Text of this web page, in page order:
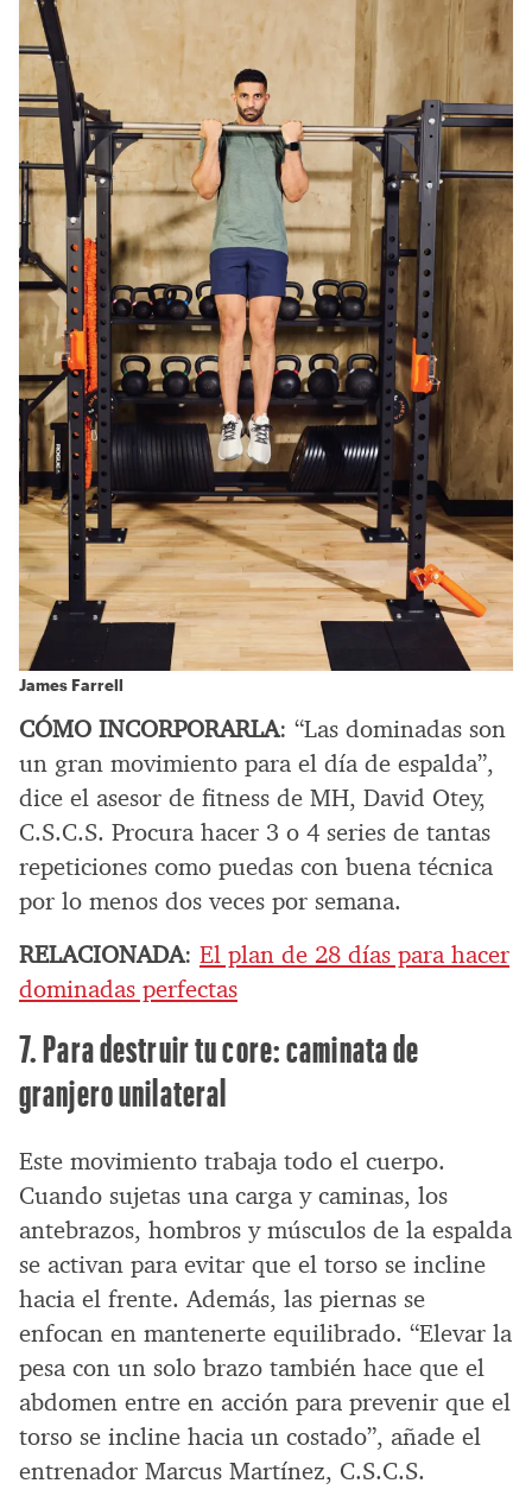
James Farrell
CÓMO INCORPORARLA: “Las dominadas son
un gran movimiento para el día de espalda”,
dice el asesor de fitness de MH, David Otey,
C.S.C.S. Procura hacer 3 o 4 series de tantas
repeticiones como puedas con buena técnica
por lo menos dos veces por semana.
RELACIONADA: El plan de 28 días para hacer
dominadas perfectas
7. Para destruir tu core: caminata de
granjero unilateral
Este movimiento trabaja todo el cuerpo.
Cuando sujetas una carga y caminas, los
antebrazos, hombros y músculos de la espalda
se activan para evitar que el torso se incline
hacia el frente. Además, las piernas se
enfocan en mantenerte equilibrado. “Elevar la
pesa con un solo brazo también hace que el
abdomen entre en acción para prevenir que el
torso se incline hacia un costado”, añade el
entrenador Marcus Martínez, C.S.C.S.